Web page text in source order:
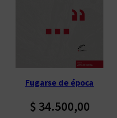
Fugarse de época
$ 34.500,00